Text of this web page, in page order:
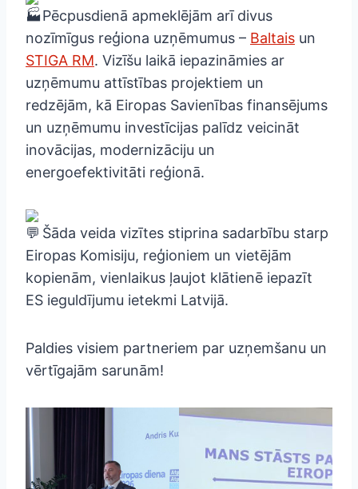
Pēcpusdienā apmeklējām arī divus
nozīmīgus reģiona uzņēmumus – Baltais un
STIGA RM. Vizīšu laikā iepazināmies ar
uzņēmumu attīstības projektiem un
redzējām, kā Eiropas Savienības finansējums
un uzņēmumu investīcijas palīdz veicināt
inovācijas, modernizāciju un
energoefektivitāti reģionā.
Šāda veida vizītes stiprina sadarbību starp
Eiropas Komisiju, reģioniem un vietējām
kopienām, vienlaikus ļaujot klātienē iepazīt
ES ieguldījumu ietekmi Latvijā.
Paldies visiem partneriem par uzņemšanu un
vērtīgajām sarunām!